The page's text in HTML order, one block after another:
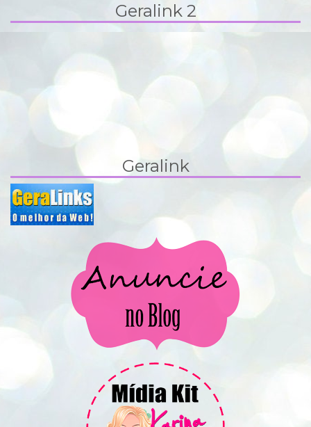
Geralink 2
Geralink